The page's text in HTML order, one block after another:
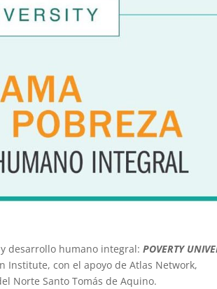
desarrollo humano integral:POVERTY
Institute, con el apoyo de Atlas Network,
Norte Santo Tomás de Aquino.